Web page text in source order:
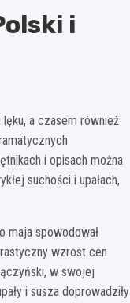
i
a czasem również
i opisach można
suchości i upałach,
maja spowodował
wzrost cen
w swojej
i susza doprowadziły